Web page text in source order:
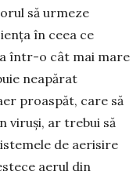
să urmeze
în ceea ce
într-o cât mai mare
nea­părat
proas­păt, care să
vi­ruși, ar trebui să
de aerisire
aerul din